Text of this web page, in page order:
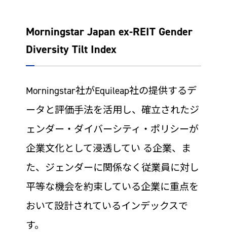
Morningstar Japan ex-REIT Gender
Diversity Tilt Index
Morningstar社がEquileap社の提供するデ
ータと評価手法を活用し、確立されたジ
ェンダー・ダイバーシティ・ポリシーが
企業文化として浸透してい る企業、ま
た、ジェンダーに関係なく従業員に対し
平等な機会を約束している企業に重点を
おいて設計されているインデックスで
す。